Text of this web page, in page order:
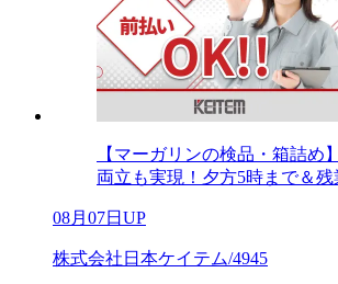
【マーガリンの検品・箱詰め
両立も実現！夕方5時まで＆残
08月07日UP
株式会社日本ケイテム/4945